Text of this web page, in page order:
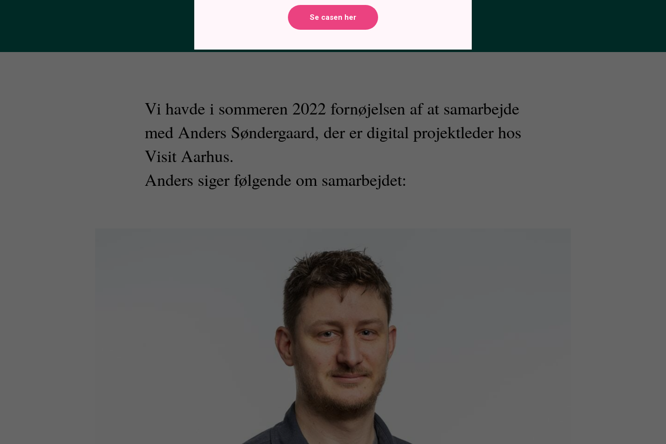
Vi havde i sommeren 2022 fornøjelsen af at samarbejde
med Anders Søndergaard, der er digital projektleder hos
Visit Aarhus.
Anders siger følgende om samarbejdet:
Se casen her